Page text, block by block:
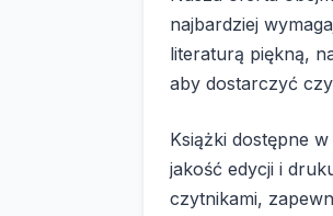
najbardziej
literaturą piękną,
aby dostarczyć
Książki dostępne
jakość edycji i
czytnikami,